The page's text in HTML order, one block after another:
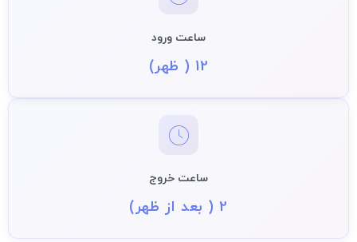
ساعت ورود
12 ( ظهر)
ساعت خروج
2 ( بعد از ظهر)